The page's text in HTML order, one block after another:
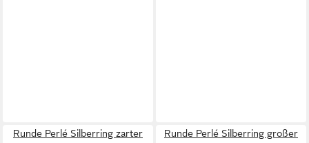
Runde Perlé Silberring zarter
Runde Perlé Silberring großer